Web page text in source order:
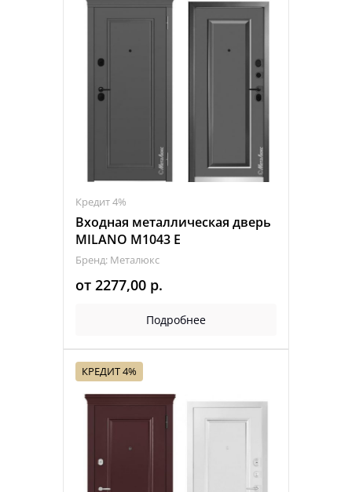
Кредит 4%
Входная металлическая дверь
MILANO M1043 Е
Бренд: Металюкс
от 2277,00 р.
Подробнее
КРЕДИТ 4%